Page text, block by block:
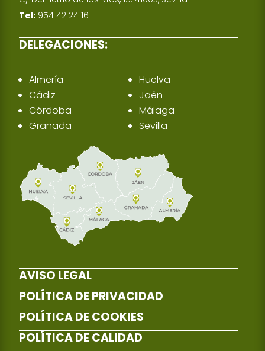
Tel: 954 42 24 16
DELEGACIONES:
Almería
Cádiz
Córdoba
Granada
Huelva
Jaén
Málaga
Sevilla
AVISO LEGAL
POLÍTICA DE PRIVACIDAD
POLÍTICA DE COOKIES
POLÍTICA DE CALIDAD